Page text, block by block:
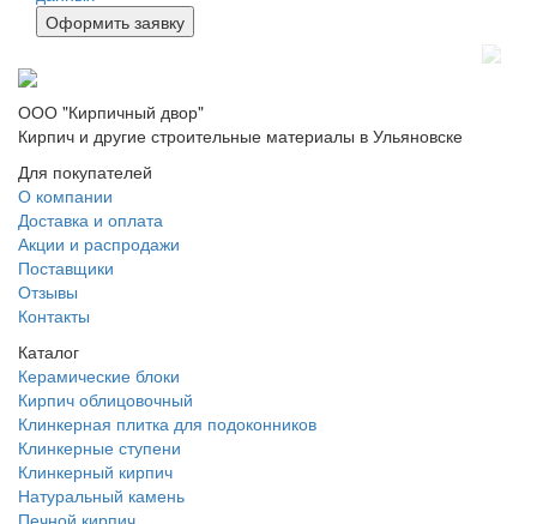
ООО "Кирпичный двор"
Кирпич и другие строительные материалы в Ульяновске
Для покупателей
О компании
Доставка и оплата
Акции и распродажи
Поставщики
Отзывы
Контакты
Каталог
Керамические блоки
Кирпич облицовочный
Клинкерная плитка для подоконников
Клинкерные ступени
Клинкерный кирпич
Натуральный камень
Печной кирпич